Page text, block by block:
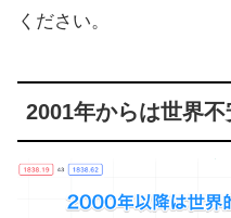
ください。
2001年からは世界